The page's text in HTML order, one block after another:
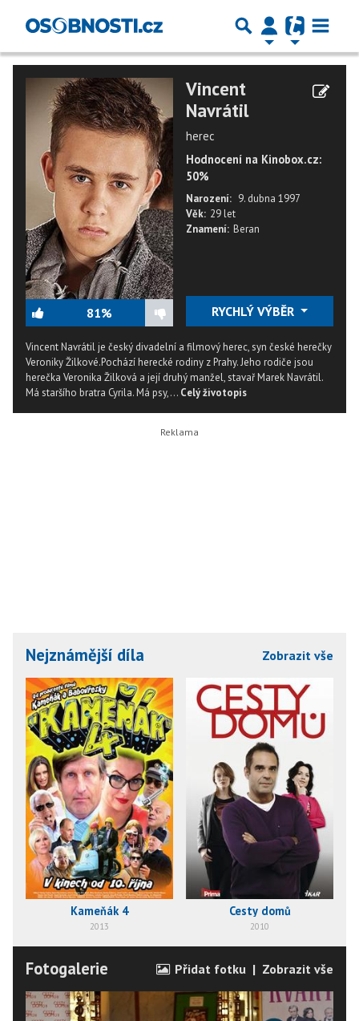
81%
Vincent
Navrátil
herec
Hodnocení na Kinobox.cz:
50%
Narození: 9. dubna 1997
Věk: 29 let
Znamení: Beran
RYCHLÝ VÝBĚR
Vincent Navrátil je český divadelní a filmový herec, syn české herečky
Veroniky Žilkové.Pochází herecké rodiny z Prahy. Jeho rodiče jsou
herečka Veronika Žilková a její druhý manžel, stavař Marek Navrátil.
Má staršího bratra Cyrila. Má psy,... Celý životopis
Nejznámější díla Zobrazit vše
Kameňák 4
2013
Cesty domů
2010
Fotogalerie Přidat fotku | Zobrazit vše